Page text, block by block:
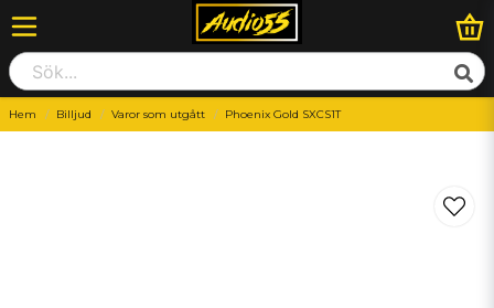
Hem Billjud Varor som utgått Phoenix Gold SXCS1T